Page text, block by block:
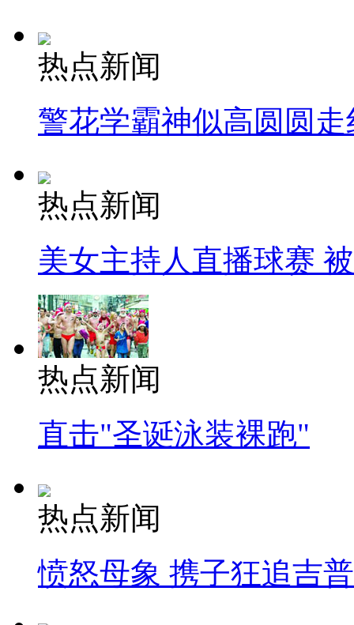
热点新闻
警花学霸神似高圆圆走
热点新闻
美女主持人直播球赛
热点新闻
直击"圣诞泳装裸跑"
热点新闻
愤怒母象 携子狂追吉